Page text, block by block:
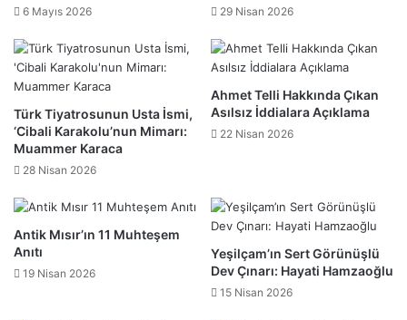
6 Mayıs 2026 29 Nisan 2026
Türk Tiyatrosunun Usta İsmi,
‘Cibali Karakolu’nun Mimarı:
Muammer Karaca
28 Nisan 2026
Ahmet Telli Hakkında Çıkan
Asılsız İddialara Açıklama
22 Nisan 2026
Antik Mısır’ın 11 Muhteşem
Anıtı
19 Nisan 2026
Yeşilçam’ın Sert Görünüşlü
Dev Çınarı: Hayati Hamzaoğlu
15 Nisan 2026